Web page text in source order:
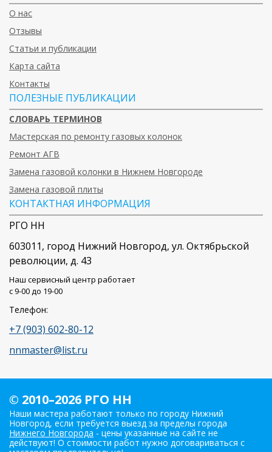
О нас
Отзывы
Статьи и публикации
Карта сайта
Контакты
ПОЛЕЗНЫЕ ПУБЛИКАЦИИ
СЛОВАРЬ ТЕРМИНОВ
Мастерская по ремонту газовых колонок
Ремонт АГВ
Замена газовой колонки в Нижнем Новгороде
Замена газовой плиты
КОНТАКТНАЯ ИНФОРМАЦИЯ
РГО НН
603011, город Нижний Новгород, ул. Октябрьской
революции, д. 43
Наш сервисный центр работает
c 9-00 до 19-00
Телефон:
+7 (903) 602-80-12
nnmaster@list.ru
© 2010–2026 РГО НН
Наши мастера работают только по городу Нижний
Новгород, если требуется выезд за пределы города
Нижнего Новгорода - цены указанные на сайте не
действуют! О стоимости работ нужно договариваться с